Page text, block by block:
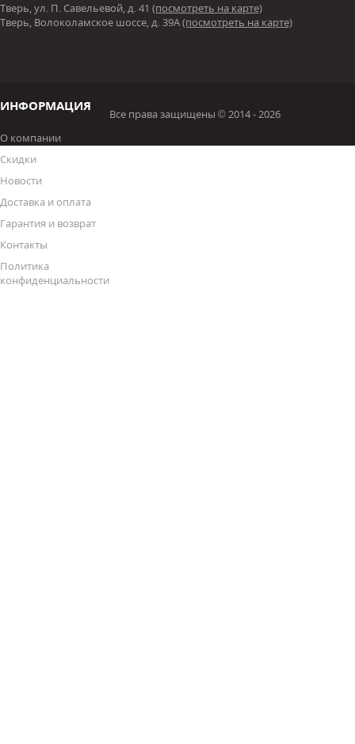
Тверь, ул. П. Савельевой, д. 41 (посмотреть на карте)
Тверь, Волоколамское шоссе, д. 39А(посмотреть на карте)
ИНФОРМАЦИЯ
О компании
Скидки
Новости
Доставка и оплата
Гарантия и возврат
Контакты
Политика
конфиденциальности
Все права защищены © 2014 - 2026